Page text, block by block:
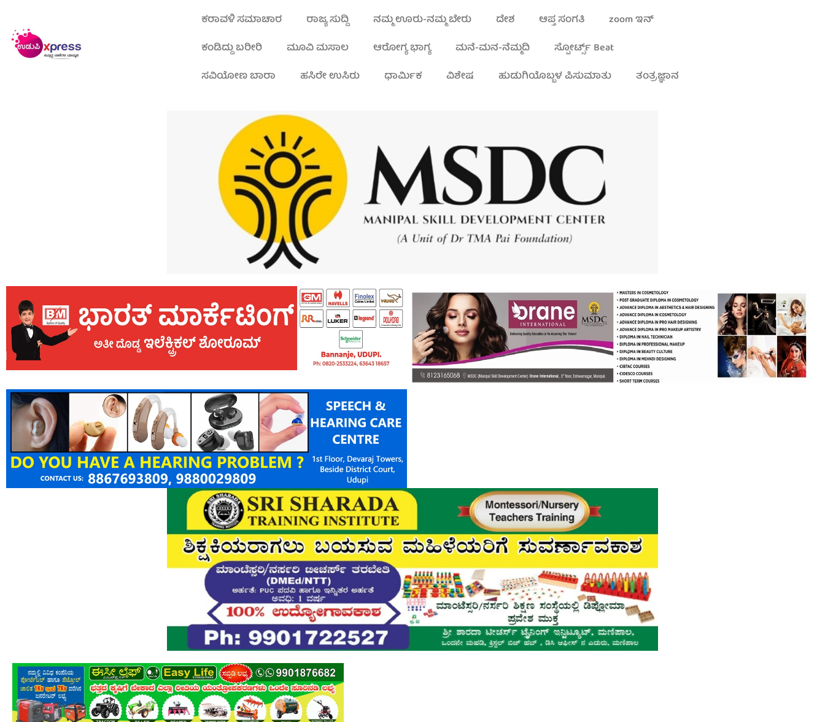
ಕರಾವಳಿ ಸಮಾಚಾರ ರಾಜ್ಯ ಸುದ್ದಿ ನಮ್ಮ ಊರು-ನಮ್ಮ ಬೇರು ದೇಶ ಆಪ್ತ ಸಂಗತಿ
zoom ಇನ್
ಕಂಡಿದ್ದು ಬರೀರಿ
ಮೂವಿ ಮಸಾಲ ಆರೋಗ್ಯ ಭಾಗ್ಯ ಮನೆ-ಮನ-ನೆಮ್ಮದಿ
ಸ್ಪೋರ್ಟ್ಸ್ Beat
ಸವಿಯೋಣ ಬಾರಾ
ಹಸಿರೇ ಉಸಿರು ಧಾರ್ಮಿಕ ವಿಶೇಷ ಹುಡುಗಿಯೊಬ್ಬಳ ಪಿಸುಮಾತು ತಂತ್ರಜ್ಞಾನ